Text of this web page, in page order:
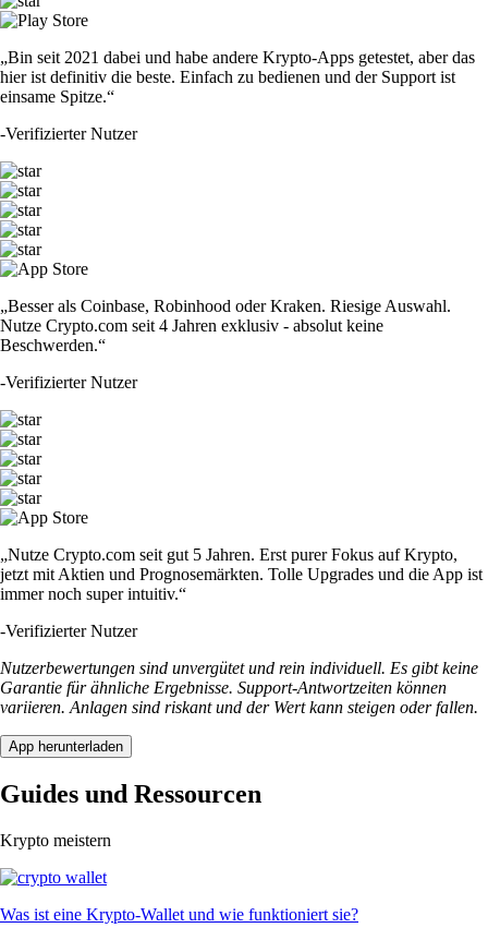
„Bin seit 2021 dabei und habe andere Krypto-Apps getestet, aber das
hier ist definitiv die beste. Einfach zu bedienen und der Support ist
einsame Spitze.“
-Verifizierter Nutzer
„Besser als Coinbase, Robinhood oder Kraken. Riesige Auswahl.
Nutze Crypto.com seit 4 Jahren exklusiv - absolut keine
Beschwerden.“
-Verifizierter Nutzer
„Nutze Crypto.com seit gut 5 Jahren. Erst purer Fokus auf Krypto,
jetzt mit Aktien und Prognosemärkten. Tolle Upgrades und die App ist
immer noch super intuitiv.“
-Verifizierter Nutzer
Nutzerbewertungen sind unvergütet und rein individuell. Es gibt keine
Garantie für ähnliche Ergebnisse. Support-Antwortzeiten können
variieren. Anlagen sind riskant und der Wert kann steigen oder fallen.
App herunterladen
Guides und Ressourcen
Krypto meistern
Was ist eine Krypto-Wallet und wie funktioniert sie?